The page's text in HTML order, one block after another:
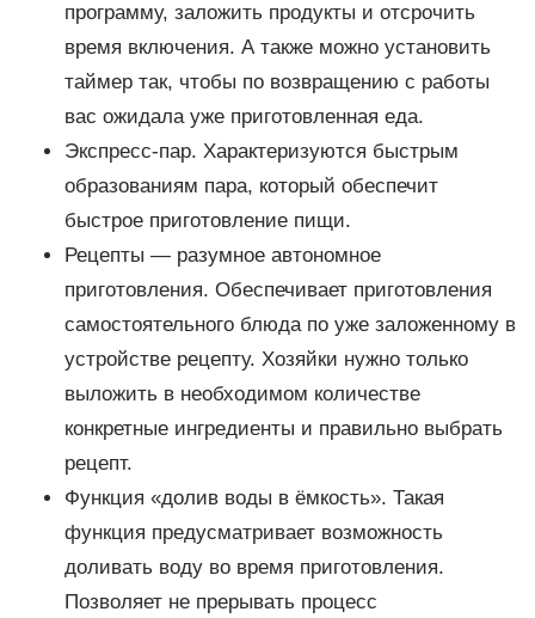
программу, заложить продукты и отсрочить
время включения. А также можно установить
таймер так, чтобы по возвращению с работы
вас ожидала уже приготовленная еда.
Экспресс-пар. Характеризуются быстрым
образованиям пара, который обеспечит
быстрое приготовление пищи.
Рецепты — разумное автономное
приготовления. Обеспечивает приготовления
самостоятельного блюда по уже заложенному в
устройстве рецепту. Хозяйки нужно только
выложить в необходимом количестве
конкретные ингредиенты и правильно выбрать
рецепт.
Функция «долив воды в ёмкость». Такая
функция предусматривает возможность
доливать воду во время приготовления.
Позволяет не прерывать процесс